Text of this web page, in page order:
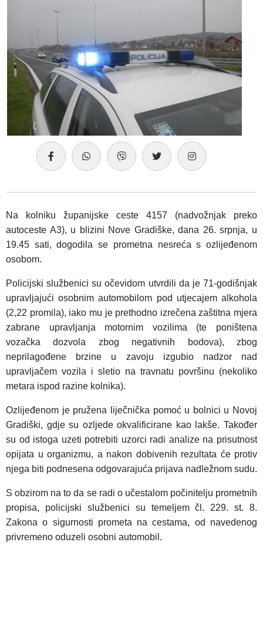
Na kolniku županijske ceste 4157 (nadvožnjak preko
autoceste A3), u blizini Nove Gradiške, dana 26. srpnja, u
19.45 sati, dogodila se prometna nesreća s ozlijeđenom
osobom.
Policijski službenici su očevidom utvrdili da je 71-godišnjak
upravljajući osobnim automobilom pod utjecajem alkohola
(2,22 promila), iako mu je prethodno izrečena zaštitna mjera
zabrane upravljanja motornim vozilima (te poništena
vozačka dozvola zbog negativnih bodova), zbog
neprilagođene brzine u zavoju izgubio nadzor nad
upravljačem vozila i sletio na travnatu površinu (nekoliko
metara ispod razine kolnika).
Ozlijeđenom je pružena liječnička pomoć u bolnici u Novoj
Gradiški, gdje su ozljede okvalificirane kao lakše. Također
su od istoga uzeti potrebiti uzorci radi analize na prisutnost
opijata u organizmu, a nakon dobivenih rezultata će protiv
njega biti podnesena odgovarajuća prijava nadležnom sudu.
S obzirom na to da se radi o učestalom počinitelju prometnih
propisa, policijski službenici su temeljem čl. 229. st. 8.
Zakona o sigurnosti prometa na cestama, od navedenog
privremeno oduzeli osobni automobil.